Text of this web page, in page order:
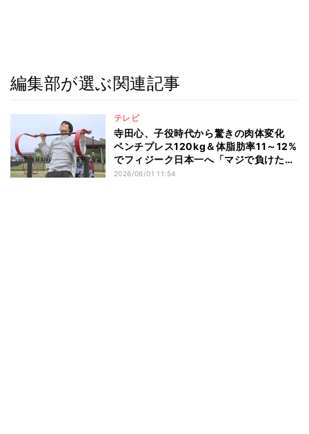
編集部が選ぶ関連記事
テレビ
寺田心、子役時代から驚きの肉体変化
ベンチプレス120kg＆体脂肪率11～12%
でフィジーク日本一へ「マジで負けたく
ない」
2026/06/01 11:54